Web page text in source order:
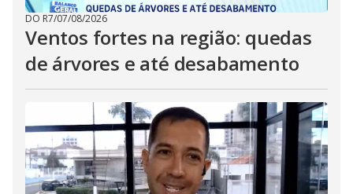
DO R7/07/08/2026
Ventos fortes na região: quedas
de árvores e até desabamento